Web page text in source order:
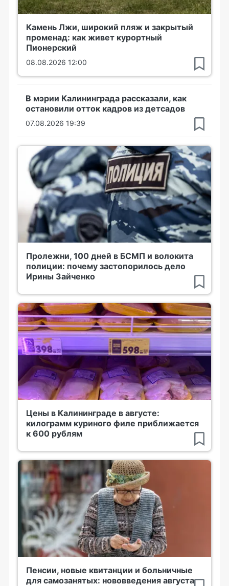
Камень Лжи, широкий пляж и закрытый
променад: как живет курортный
Пионерский
08.08.2026 12:00
В мэрии Калининграда рассказали, как
остановили отток кадров из детсадов
07.08.2026 19:39
Пролежни, 100 дней в БСМП и волокита
полиции: почему застопорилось дело
Ирины Зайченко
Цены в Калининграде в августе:
килограмм куриного филе приближается
к 600 рублям
Пенсии, новые квитанции и больничные
для самозанятых: нововведения августа